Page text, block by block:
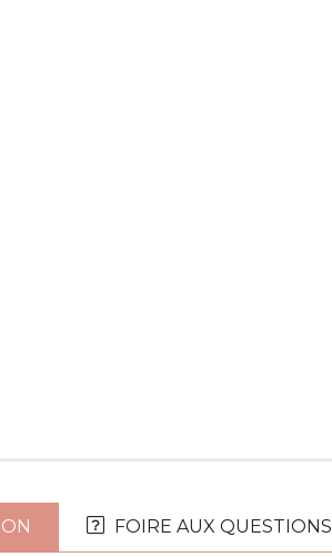
FOIRE AUX QUESTIONS